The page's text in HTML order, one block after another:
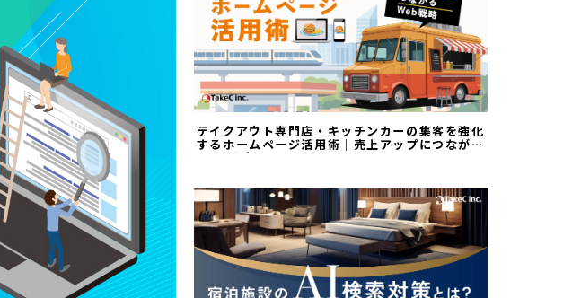
096-200-8603
平日：9:00~17:45
テイクアウト専門店・キッチンカーの集客を強化
するホームページ活用術｜売上アップにつながる
Web戦略